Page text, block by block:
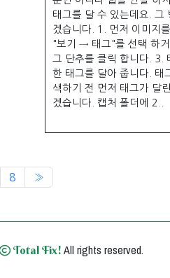
태그를 달 수 있는데요. 그
겠습니다. 1. 먼저 이미지
"보기 → 태그"를 선택 하거
그 단추를 클릭 합니다. 3.
한 태그를 달아 줍니다. 태
색하기 전 먼저 태그가 달
겠습니다. 캡처 폴더에 2..
8 »Next
Total Fix! All rights reserved.